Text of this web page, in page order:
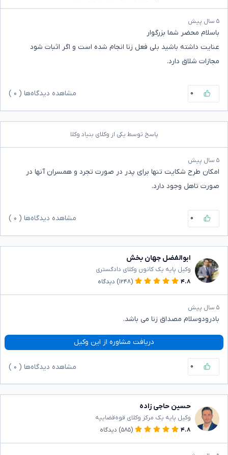
۵ سال پیش
باسلام محضر شما بزرگوار
عنایت داشته باشید بلی فعل زنا انجام شده است و اگر اثبات شود
مجازات شلاق دارد.
۰ مشاهده دیدگاه‌ها ( ۰
پاسخ توسط یکی از وکلای بنیاد وکلا
۵ سال پیش
امکان طرح شکایت تنها برای پدر در صورت تجرد و همسران آنها در
صورت تاهل وجود دارد.
۰ مشاهده دیدگاه‌ها ( ۰
ابوالفضل جهان بخش
وکیل پایه یک کانون وکلای دادگستری
۴.۸
(۱۲۴۸) دیدگاه
۵ سال پیش
بادرودوسلام مصداق زنا می باشد.
دریافت مشاوره از این وکیل
۰ مشاهده دیدگاه‌ها ( ۰
حسین حاجی زاده
وکیل پایه یک مرکز وکلای قوه‌قضاییه
۴.۸
(۵۸۵) دیدگاه